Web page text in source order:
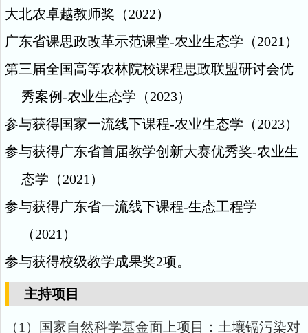
大北农卓越教师奖（2022）
广东省课思政改革示范课堂-农业生态学（2021 ）
第三届全国高等农林院校课程思政联盟研讨会优
秀案例-农业生态学（2023）
参与获得国家一流线下课程-农业生态学（2023）
参与获得广东省首届教学创新大赛优秀奖-农业生
态学（2021 ）
参与获得广东省一流线下课程-生态工程学
（2021 ）
参与获得校级教学成果奖2项。
主持项目
（1）国家自然科学基金面上项目：土壤镉污染对